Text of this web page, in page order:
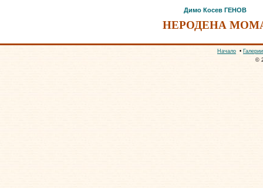
Димо Косев ГЕНОВ
НЕРОДЕНА
Начало • Галерии
©